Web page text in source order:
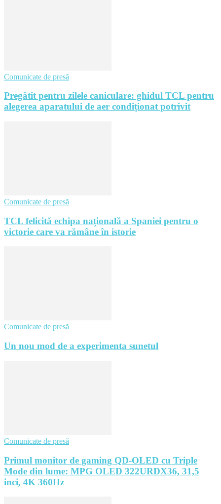
Comunicate de presă
Pregătit pentru zilele caniculare: ghidul TCL pentru
alegerea aparatului de aer condiționat potrivit
Comunicate de presă
TCL felicită echipa națională a Spaniei pentru o
victorie care va rămâne în istorie
Comunicate de presă
Un nou mod de a experimenta sunetul
Comunicate de presă
Primul monitor de gaming QD-OLED cu Triple
Mode din lume: MPG OLED 322URDX36, 31,5
inci, 4K 360Hz